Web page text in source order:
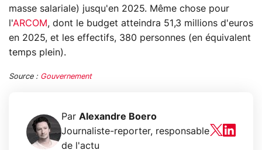
masse salariale) jusqu'en 2025. Même chose pour
l'ARCOM, dont le budget atteindra 51,3 millions d'euros
en 2025, et les effectifs, 380 personnes (en équivalent
temps plein).
Source : Gouvernement
Par Alexandre Boero
Journaliste-reporter, responsable
de l'actu